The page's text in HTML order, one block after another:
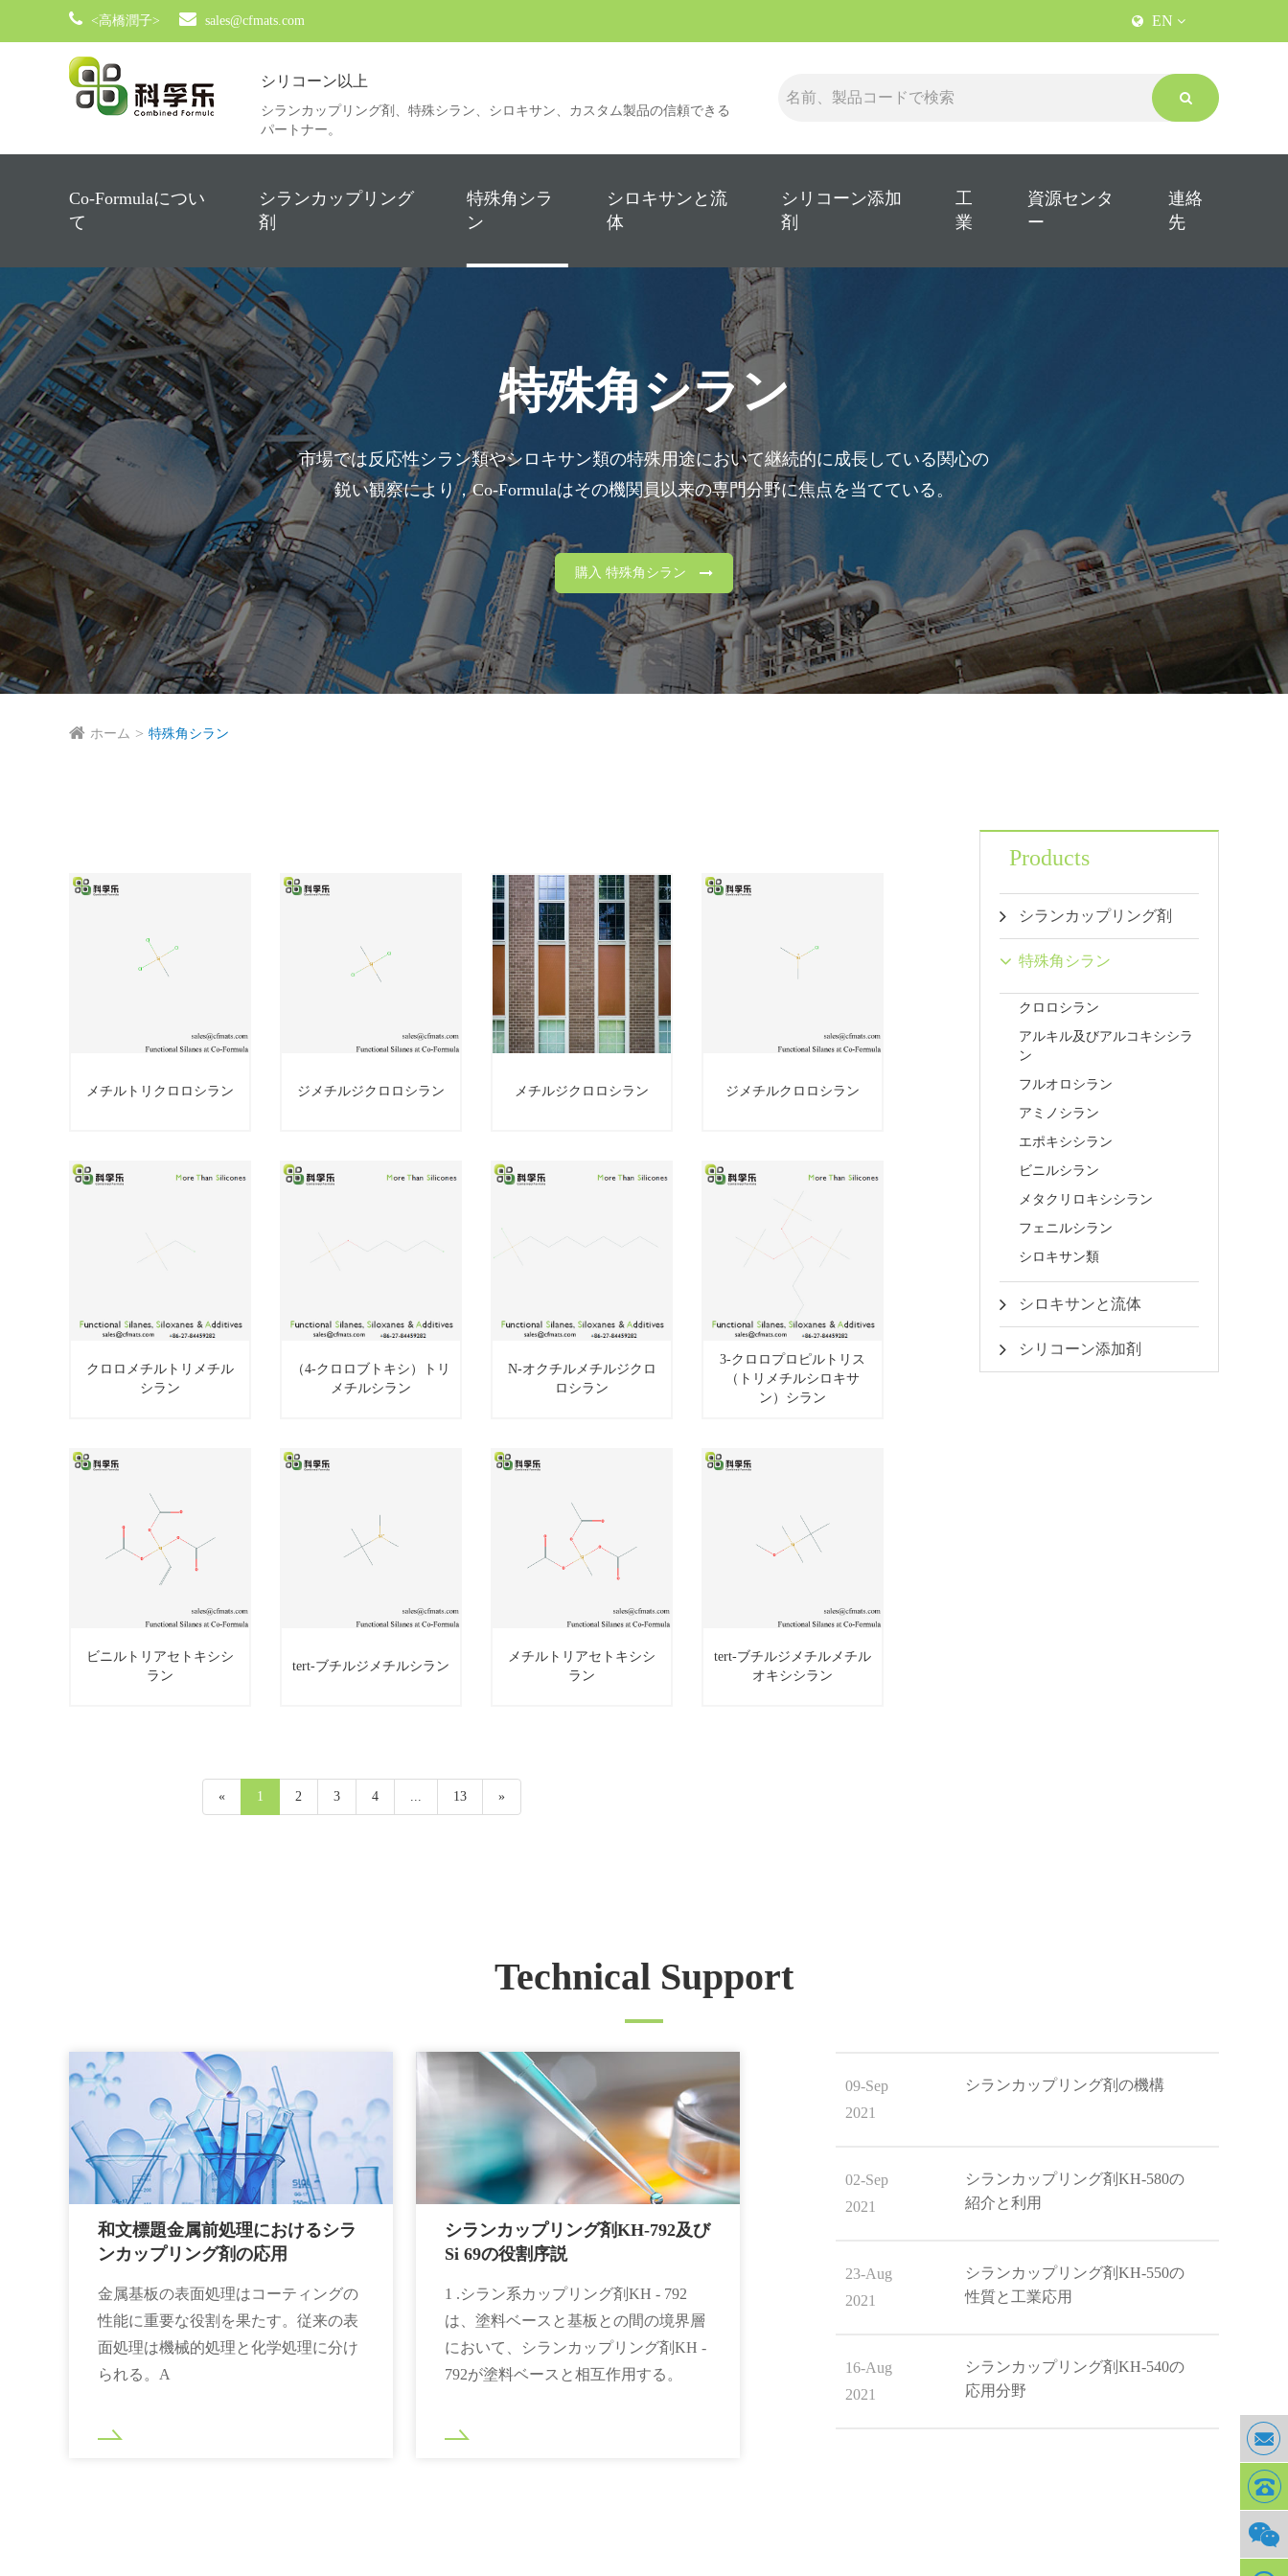
<高橋潤子> sales@cfmats.com EN
シリコーン以上
シランカップリング剤、特殊シラン、シロキサン、カスタム製品の信頼できる
パートナー。
Co-Formulaについ
て
シランカップリング
剤
特殊角シラ
ン
シロキサンと流
体
シリコーン添加
剤
工
業
資源センタ
ー
連絡
先
特殊角シラン
市場では反応性シラン類やシロキサン類の特殊用途において継続的に成長している関心の
鋭い観察により，Co-Formulaはその機関員以来の専門分野に焦点を当てている。
購入 特殊角シラン
ホーム 特殊角シラン
メチルトリクロロシラン ジメチルジクロロシラン メチルジクロロシラン ジメチルクロロシラン
クロロメチルトリメチル
シラン
（4‐クロロブトキシ）トリ
メチルシラン
N‐オクチルメチルジクロ
ロシラン
3‐クロロプロピル
3‐クロロプロピルトリス
（トリメチルシロキサ
ン）シラン
ビニルトリアセトキシシ
ラン
tert‐ブチルジメチルシラン
メチルトリアセトキシシ
ラン
tert‐ブチルジメチルメチル
オキシシラン
« 1 2 3 4 13 »
Products
シランカップリング剤
特殊角シラン
クロロシラン
アルキル及びアルコキシシラ
ン
フルオロシラン
アミノシラン
エポキシシラン
ビニルシラン
メタクリロキシシラン
フェニルシラン
シロキサン類
シロキサンと流体
シリコーン添加剤
Technical Support
和文標題金属前処理におけるシラ
ンカップリング剤の応用
金属基板の表面処理はコーティングの
性能に重要な役割を果たす。従来の表
面処理は機械的処理と化学処理に分け
られる。A
シランカップリング剤KH‐792及び
Si 69の役割序説
1 .シラン系カップリング剤KH - 792
は、塗料ベースと基板との間の境界層
において、シランカップリング剤KH -
792が塗料ベースと相互作用する。
09-Sep
2021
シランカップリング剤の機構
02-Sep
2021
シランカップリング剤KH‐580の
紹介と利用
23-Aug
2021
シランカップリング剤KH‐550の
性質と工業応用
16-Aug
2021
シランカップリング剤KH‐540の
応用分野